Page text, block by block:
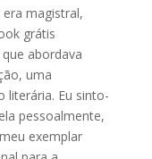
magistral,
grátis
abordava
uma
literária. Eu sinto-
pessoalmente,
exemplar